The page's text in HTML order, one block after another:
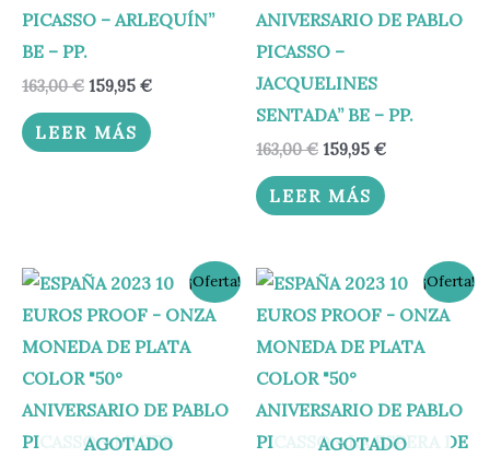
PICASSO – ARLEQUÍN”
BE – PP.
163,00€ 159,95 €
LEER MÁS
ANIVERSARIO DE PABLO
PICASSO –
JACQUELINES
SENTADA” BE – PP.
163,00€ 159,95 €
LEER MÁS
¡Oferta!
AGOTADO
El
precio
original
era:
163,00 €.
El
precio
actual
es:
159,95 €.
¡Oferta!
AGOTADO
El
precio
original
era:
163,00 €.
El
precio
actual
es:
159,95 €.